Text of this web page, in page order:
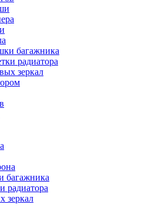
багажника
радиатора
зеркал
багажника
радиатора
зеркал